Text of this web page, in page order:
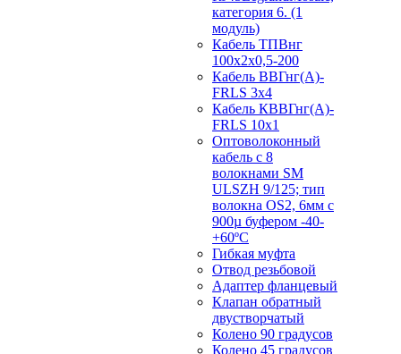
категория 6. (1
модуль)
Кабель ТПВнг
100х2х0,5-200
Кабель ВВГнг(А)-
FRLS 3х4
Кабель КВВГнг(А)-
FRLS 10х1
Оптоволоконный
кабель с 8
волокнами SM
ULSZH 9/125; тип
волокна OS2, 6мм с
900µ буфером -40-
+60ºC
Гибкая муфта
Отвод резьбовой
Адаптер фланцевый
Клапан обратный
двустворчатый
Колено 90 градусов
Колено 45 градусов